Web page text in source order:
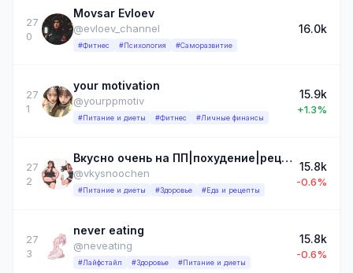
27
0
Movsar Evloev
@evloev_channel
#Фитнес #Психология #Саморазвитие
16.0k
27
1
your motivation
@yourppmotiv
#Питание и диеты #Фитнес #Личные финансы
15.9k
+1.3%
27
2
Вкусно очень на ПП|похудение|рецепты
@vkysnoochen
#Питание и диеты #Здоровье #Еда и рецепты
15.8k
-0.6%
27
3
never eating
@neveating
#Лайфстайл #Здоровье #Питание и диеты
15.8k
-0.6%